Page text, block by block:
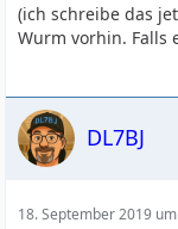
(ich schreibe das
Wurm vorhin. Falls
DL7BJ
18. September 2019